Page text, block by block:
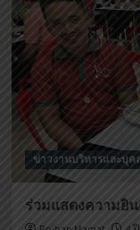
(กศน.สัญจร)
ข่าวงานบริหารและบุค
ร่วมแสดงความยิ